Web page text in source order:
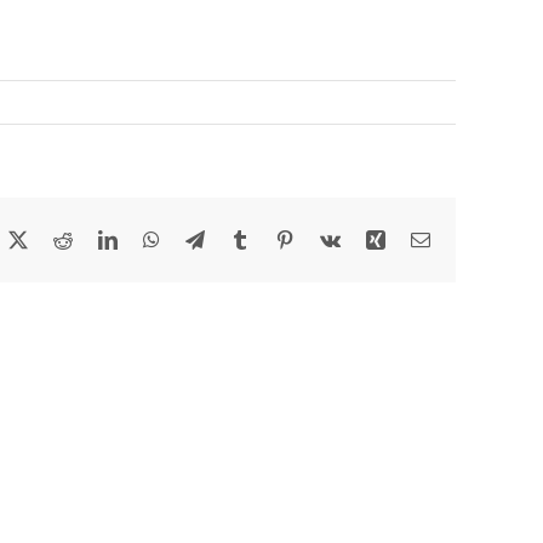
Reddit LinkedInWhatsAppTelegram
TumblrPinterest
Vk Xing